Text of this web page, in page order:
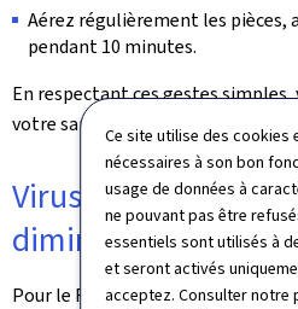
Ce site utilise des cookies
nécessaires à son bon
usage de données à
ne pouvant pas être
essentiels sont utilisés à
et seront activés
acceptez. Consulter notre
Aérez régulièrement les pièces,
pendant 10 minutes.
En respectant ces gestes
votre santé et celle des autres.
Virus respiratoire
diminution du
Pour le RSV, une diminution de